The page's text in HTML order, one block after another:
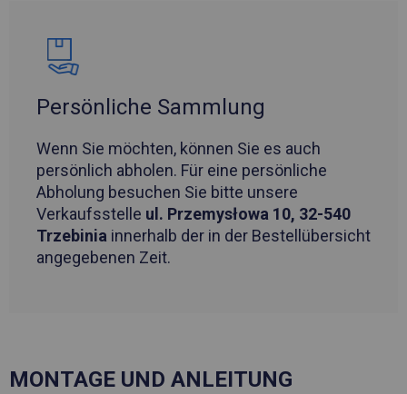
Persönliche Sammlung
Wenn Sie möchten, können Sie es auch
persönlich abholen. Für eine persönliche
Abholung besuchen Sie bitte unsere
Verkaufsstelle ul. Przemysłowa 10, 32-540
Trzebinia innerhalb der in der Bestellübersicht
angegebenen Zeit.
MONTAGE UND ANLEITUNG